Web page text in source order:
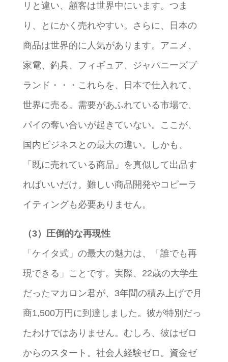
リと違い、顧客は世界中にいます。つま
り、とにかく売れやすい。さらに、日本の
商品は世界的に人気があります。アニメ、
家電、釣具、フィギュア、ジャパニーズブ
ランド・・・これらを、日本で仕入れて、
世界に売る。需要があふれている市場で、
パイの奪い合いが起きていない。ここが、
国内ビジネスとの最大の違い。しかも、
「既に売れている商品」を真似して出品す
ればいいだけ。難しい商品開発やコピーラ
イティングも必要ありません。
（3）圧倒的な再現性
「ケイタ式」の最大の魅力は、「誰でも再
現できる」ことです。実際、22歳の大学生
だったマカロン君が、3年間の積み上げで月
商1,500万円に到達しました。彼が特別だっ
たわけではありません。むしろ、彼はゼロ
からのスタート。社会人経験ゼロ。資金ゼ